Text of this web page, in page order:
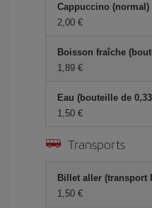
Cappuccino (normal)
2,00 €
Boisson fraîche
1,89 €
Eau (bouteille de
1,50 €
Transports
Billet aller (transport
1,50 €